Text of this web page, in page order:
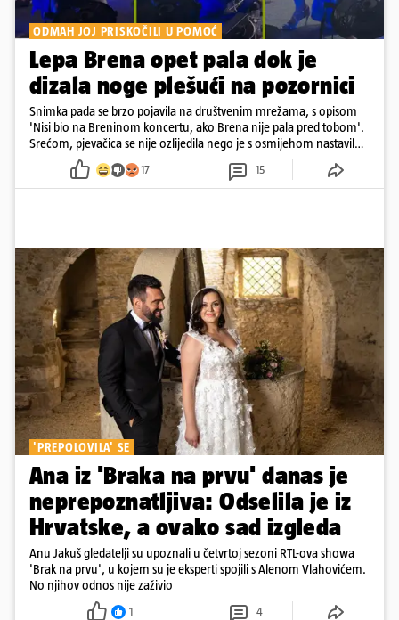
ODMAH JOJ PRISKOČILI U POMOĆ
Lepa Brena opet pala dok je
dizala noge plešući na pozornici
Snimka pada se brzo pojavila na društvenim mrežama, s opisom
'Nisi bio na Breninom koncertu, ako Brena nije pala pred tobom'.
Srećom, pjevačica se nije ozlijedila nego je s osmijehom nastavila
17 15
'PREPOLOVILA' SE
Ana iz 'Braka na prvu' danas je
neprepoznatljiva: Odselila je iz
Hrvatske, a ovako sad izgleda
Anu Jakuš gledatelji su upoznali u četvrtoj sezoni RTL-ova showa
'Brak na prvu', u kojem su je eksperti spojili s Alenom Vlahovićem.
No njihov odnos nije zaživio
1 4